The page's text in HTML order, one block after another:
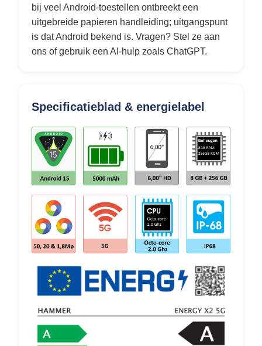
bij veel Android-toestellen ontbreekt een
uitgebreide papieren handleiding; uitgangspunt
is dat Android bekend is. Vragen? Stel ze aan
ons of gebruik een AI-hulp zoals ChatGPT.
Specificatieblad & energielabel